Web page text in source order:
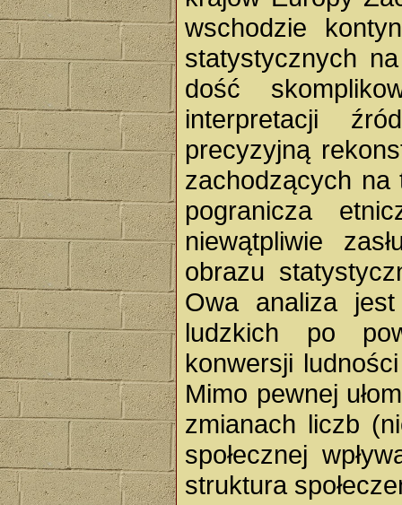
wschodzie
statystycznych
dość
interpretacji
precyzyjną
zachodzących na
pogranicza
niewątpliwie
obrazu
Owa analiza
ludzkich po
konwersji
Mimo pewnej
zmianach liczb
społecznej
struktura